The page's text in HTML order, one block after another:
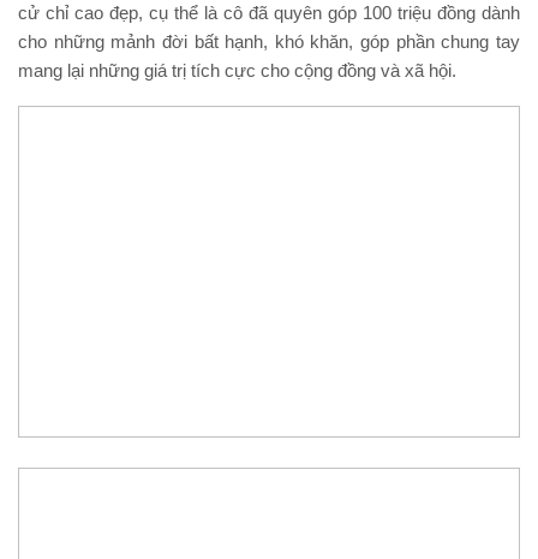
cử chỉ cao đẹp, cụ thể là cô đã quyên góp 100 triệu đồng dành
cho những mảnh đời bất hạnh, khó khăn, góp phần chung tay
mang lại những giá trị tích cực cho cộng đồng và xã hội.